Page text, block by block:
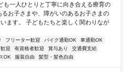
も一人ひとりと丁寧に向き合える療育の
お子さまや、障がいのあるお子さまの
ます。 子どもたちと楽しく関わりなが
フリーター歓迎 バイク通勤OK
車通勤OK
迎 有資格者歓迎 賞与あり
交通費支給
OK 服装自由 髪型・髪色自由